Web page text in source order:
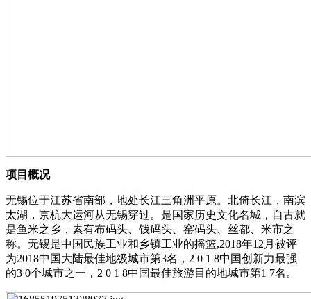
项目概况
无锡位于江苏省南部，地处长江三角洲平原。北倚长江，南滨
太湖，京杭大运河从无锡穿过。是国家历史文化名城，自古就
是鱼米之乡，素有布码头、钱码头、窑码头、丝都、米市之
称。无锡是中国民族工业和乡镇工业的摇篮,2018年12月被评
为2018中国大陆最佳地级城市第3名，2 0 1 8中国创新力最强
的3 0个城市之一，2 0 1 8中国最佳旅游目的地城市第1 7名。